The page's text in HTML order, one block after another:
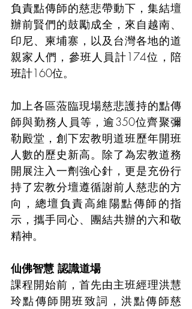
負責點傳師的慈悲帶動下，集結壇
辦前賢們的鼓勵成全，來自越南、
印尼、柬埔寨，以及台灣各地的道
親家人們，參班人員計174位，陪
班計160位。
加上各區蒞臨現場慈悲護持的點傳
師與勤務人員等，逾350位齊聚彌
勒殿堂，創下宏教明道班歷年開班
人數的歷史新高。除了為宏教道務
開展注入一劑強心針，更是充份行
持了宏教分壇遵循謝前人慈悲的方
向，總壇負責高維陽點傳師的指
示，攜手同心、團結共辦的六和敬
精神。
仙佛智慧 認識道場
課程開始前，首先由主班經理洪慧
玲點傳師開班致詞，洪點傳師慈